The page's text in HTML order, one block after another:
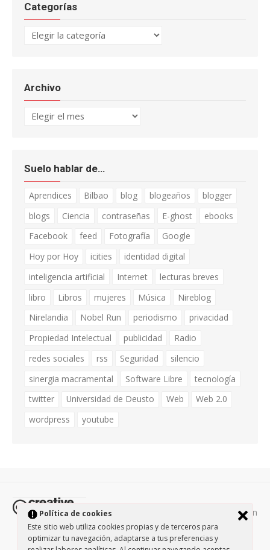
Política de cookies
Este sitio web utiliza cookies propias y de terceros para
optimizar tu navegación, adaptarse a tus preferencias y
Categorías
Categorías
Archivo
Archivo
Suelo hablar de…
Aprendices Bilbao blog blogeaños
blogger
blogs
Ciencia contraseñas E-ghost
ebooks
Facebook
feed Fotografía
Google
Hoy por Hoy
icities
identidad digital
inteligencia artificial
Internet
lecturas breves
libro
Libros mujeres Música
Nireblog
Nirelandia
Nobel Run periodismo
privacidad
Propiedad Intelectual
publicidad
Radio
redes sociales
rss Seguridad
silencio
sinergia macramental
Software Libre
tecnología
twitter
Universidad de Deusto Web
Web 2.0
wordpress
youtube
Todos los contenidos de esta página están
protegidos por la licencia Creative Commons Attribution-
NonCommercial-ShareAlike 3.0. / Política de privacidad